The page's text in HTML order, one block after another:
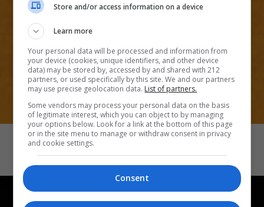
CINEMA
Mansfield Park
Store and/or access information on a device
Learn more
Your personal data will be processed and information from
your device (cookies, unique identifiers, and other device
data) may be stored by, accessed by and shared with 212
partners, or used specifically by this site. We and our partners
may use precise geolocation data. List of partners.
Some vendors may process your personal data on the basis
of legitimate interest, which you can object to by managing
your options below. Look for a link at the bottom of this page
or in the site menu to manage or withdraw consent in privacy
and cookie settings.
Consent